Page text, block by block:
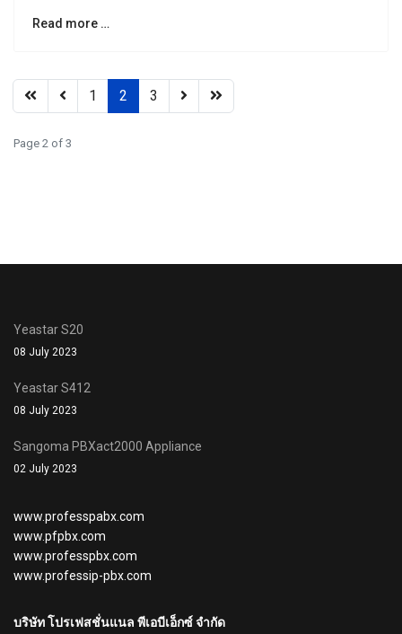
Read more …
1 2 3
Page 2 of 3
Yeastar S20
08 July 2023
Yeastar S412
08 July 2023
Sangoma PBXact2000 Appliance
02 July 2023
www.professpabx.com
www.pfpbx.com
www.professpbx.com
www.professip-pbx.com
บริษัท โปรเฟสชั่นแนล พีเอบีเอ็กซ์ จำกัด